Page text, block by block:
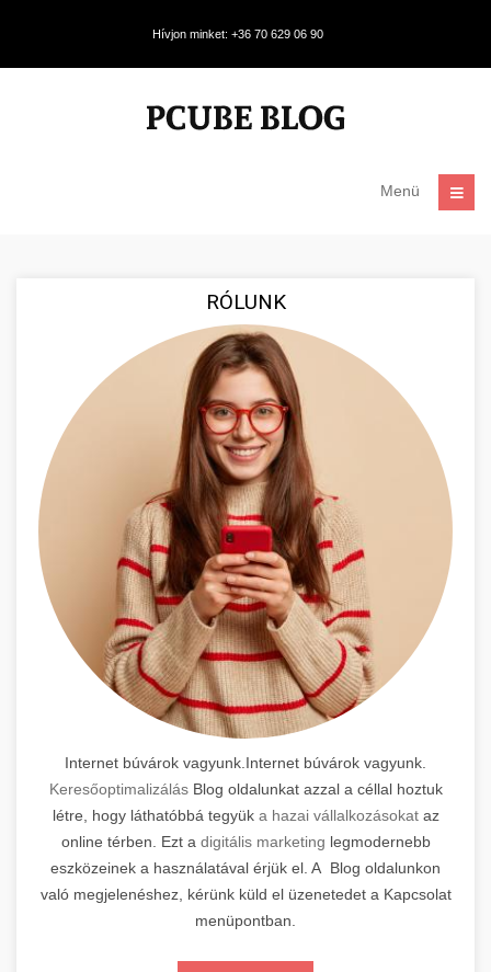
Hívjon minket: +36 70 629 06 90
Menü
RÓLUNK
Internet búvárok vagyunk.Internet búvárok vagyunk.
KeresőoptimalizálásBlog oldalunkat azzal a céllal hoztuk
létre, hogy láthatóbbá tegyük a hazai vállalkozásokataz
online térben. Ezt a digitális marketing legmodernebb
eszközeinek a használatával érjük el. A Blog oldalunkon
való megjelenéshez, kérünk küld el üzenetedet a Kapcsolat
menüpontban.